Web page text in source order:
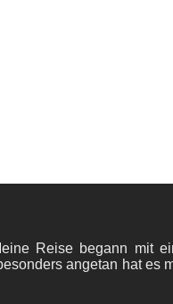
Reise begann mit
angetan hat es